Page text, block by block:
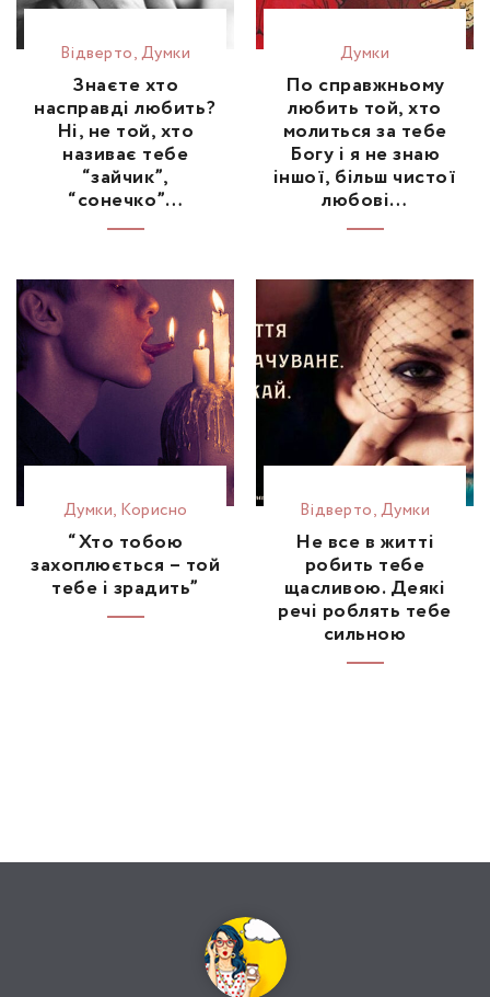
Відвертo,Думки
Знаєте хто
насправді любить?
Ні, не той, хто
називає тебе
“зайчик”,
“сонечко”…
Думки
По справжньому
любить той, хто
молиться за тебе
Богу і я не знаю
іншої, більш чистої
любові…
Думки, Корисно
“Хто тобою
захоплюється – той
тебе і зрадить”
Відвертo,Думки
Не все в житті
робить тебе
щасливою. Деякі
речі роблять тебе
сильною